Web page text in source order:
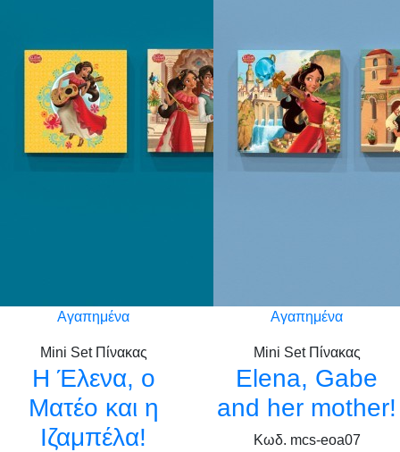
Αγαπημένα
Mini Set Πίνακας
Η Έλενα, ο
Ματέο και η
Ιζαμπέλα!
Αγαπημένα
Mini Set Πίνακας
Elena, Gabe
and her mother!
Κωδ. mcs-eoa07